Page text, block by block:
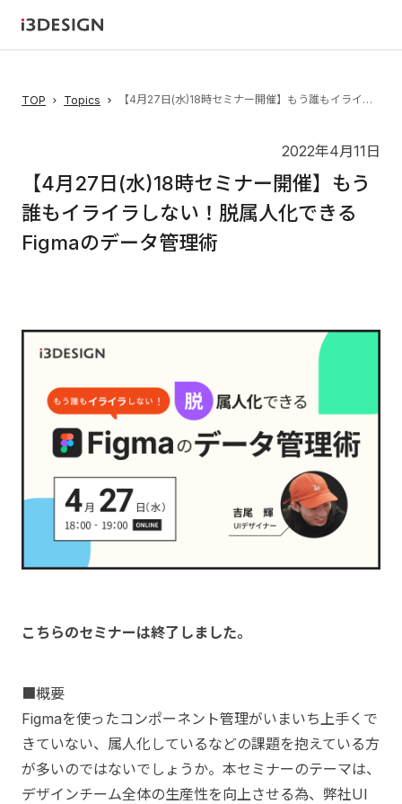
TOP Topics 【4月27日(水)18時セミナー開催】もう誰もイライラしない！脱属人化できるFigmaのデータ管理術
2022年4月11日
【4月27日(水)18時セミナー開催】もう
誰もイライラしない！脱属人化できる
Figmaのデータ管理術
こちらのセミナーは終了しました。
■概要
Figmaを使ったコンポーネント管理がいまいち上手くで
きていない、属人化しているなどの課題を抱えている方
が多いのではないでしょうか。本セミナーのテーマは、
デザインチーム全体の生産性を向上させる為、弊社UI